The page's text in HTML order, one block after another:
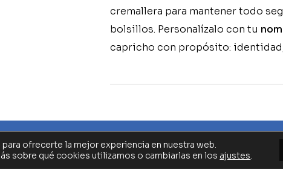
cremallera para mantener todo
bolsillos. Personalízalo con tu
capricho con propósito:
CARMELITAS VEDRUNATÉRMINOS Y CONDICIONES CONTACTO
© 2026 Bidaclub
ofrecerte la mejor experiencia en nuestra web.
sobre qué cookies utilizamos o cambiarlas en los ajustes.